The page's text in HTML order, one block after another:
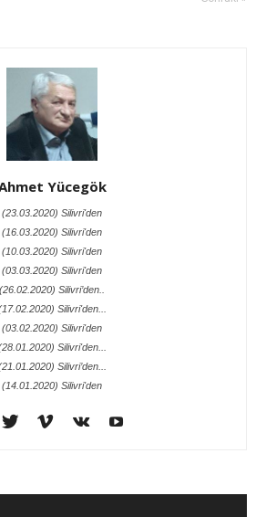
Yücegök
(23.03.2020) Silivri'den
(16.03.2020) Silivri'den
(10.03.2020) Silivri'den
(03.03.2020) Silivri'den
(26.02.2020) Silivri’den..
Silivri'den...
(03.02.2020) Silivri'den
Silivri'den...
Silivri’den...
(14.01.2020) Silivri'den